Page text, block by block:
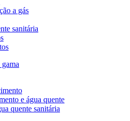
a gás
sanitária
gama
e água quente
quente sanitária